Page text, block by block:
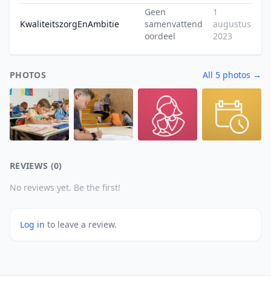
KwaliteitszorgEnAmbitie
Geen
samenvattend
oordeel
1
augustus
2023
PHOTOS All 5 photos →
REVIEWS (0)
No reviews yet. Be the first!
Log in to leave a review.